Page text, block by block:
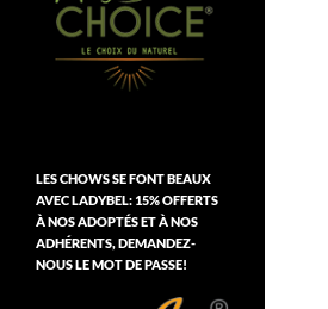
LES CHOWS SE FONT BEAUX
AVEC LADYBEL: 15% OFFERTS
À NOS ADOPTÉS ET À NOS
ADHÉRENTS, DEMANDEZ-
NOUS LE MOT DE PASSE!